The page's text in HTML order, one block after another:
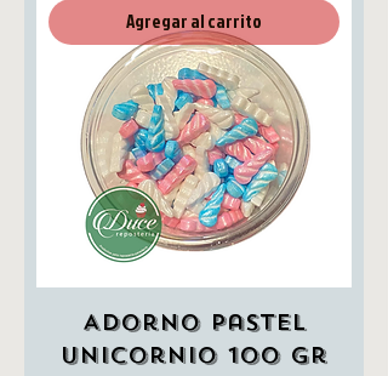
Agregar al carrito
Adorno pastel
unicornio 100 gr